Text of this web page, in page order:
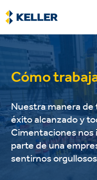
Skip
to
main
content
Cómo
Nuestra manera
éxito alcanzado y
Cimentaciones
parte de una
sentirnos orgullosos